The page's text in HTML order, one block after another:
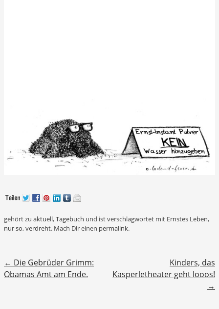
gehört zu aktuell,Tagebuch und ist verschlagwortet mit Ernstes Leben,
nur so,verdreht. Mach Dir einen permalink.
Beitragsnavigation
← Die Gebrüder Grimm:
Obamas Amt am Ende.
Kinders, das
Kasperletheater geht looos!
→